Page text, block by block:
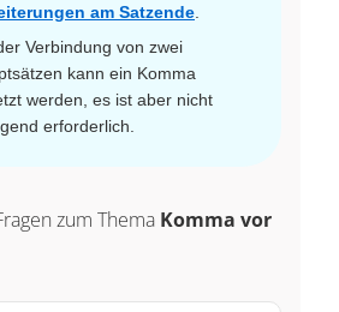
am Satzende
Verbindung von zwei
kann ein Komma
werden, es ist aber nicht
erforderlich.
zum Thema Komma vor